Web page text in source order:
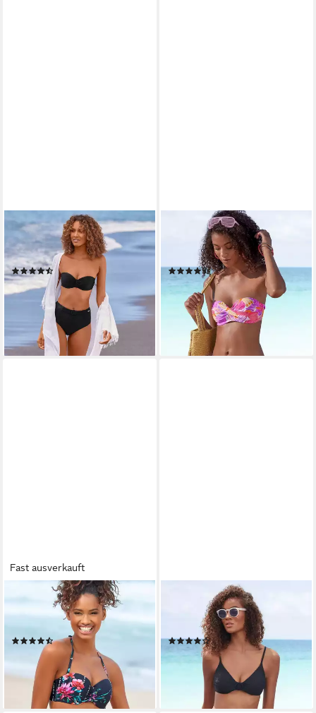
SUNSEEKER
Highwaist-Bikini-Hose Loretta
mit Ziergürtel
(48)
29,99 € 34,99 €
lieferbar - in 1-2 Werktagen bei dir
SUNSEEKER
Bikini-Hose Butterfly mit
Schmetterling-Design
(31)
29,99 € 33,99 €
-12%
lieferbar - in 1-2 Werktagen bei dir
Fast ausverkauft
SUNSEEKER
Bikini-Hose Modern mit
Umschagbund
(100)
34,99 €
lieferbar - in 1-2 Werktagen bei dir
SUNSEEKER
Bikini-Hose Loretta mit V-
förmigem Bündchen
(43)
29,99 €
lieferbar - in 1-2 Werktagen bei dir